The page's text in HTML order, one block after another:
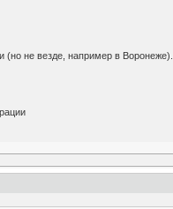
(но не везде, например в Воронеже).